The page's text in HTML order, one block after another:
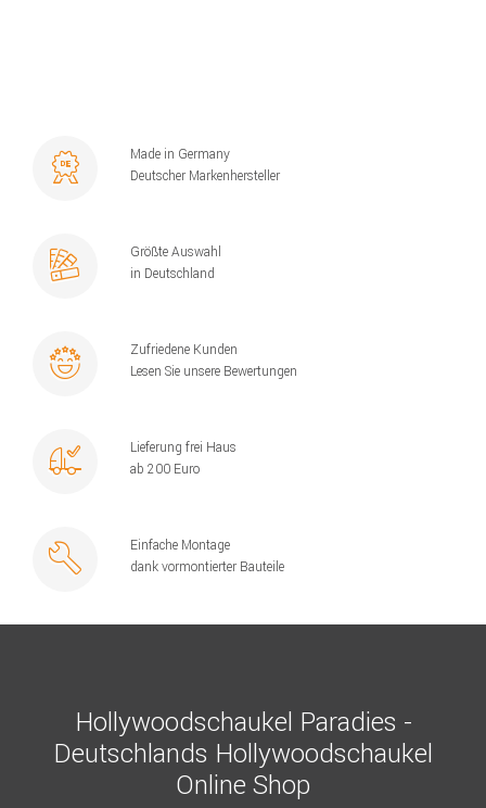
Made in Germany
Deutscher Markenhersteller
Größte Auswahl
in Deutschland
Zufriedene Kunden
Lesen Sie unsere Bewertungen
Lieferung frei Haus
ab 200 Euro
Einfache Montage
dank vormontierter Bauteile
Hollywoodschaukel Paradies -
Deutschlands Hollywoodschaukel
Online Shop